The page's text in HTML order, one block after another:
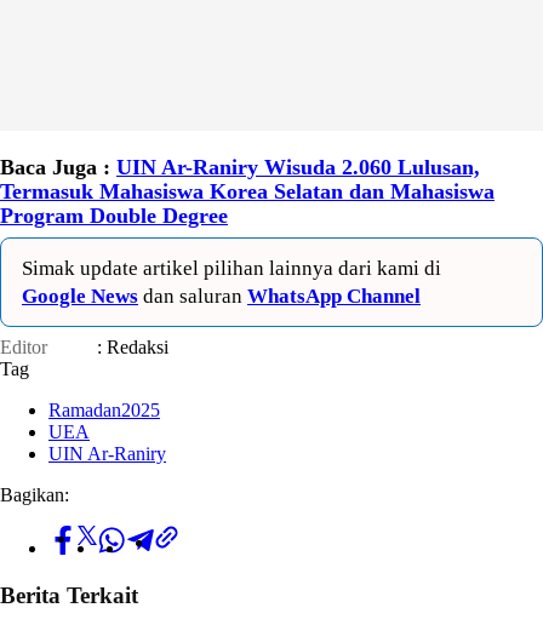
Baca Juga : UIN Ar-Raniry Wisuda 2.060 Lulusan,
Termasuk Mahasiswa Korea Selatan dan Mahasiswa
Program Double Degree
Simak update artikel pilihan lainnya dari kami di
Google News dan saluran WhatsApp Channel
Editor
: Redaksi
Tag
Ramadan2025
UEA
UIN Ar-Raniry
Bagikan:
Berita Terkait